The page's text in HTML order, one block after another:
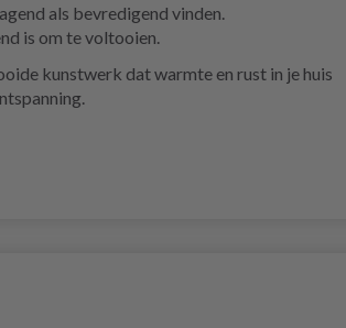
als bevredigend vinden.
is om te voltooien.
kunstwerk dat warmte en rust in je huis